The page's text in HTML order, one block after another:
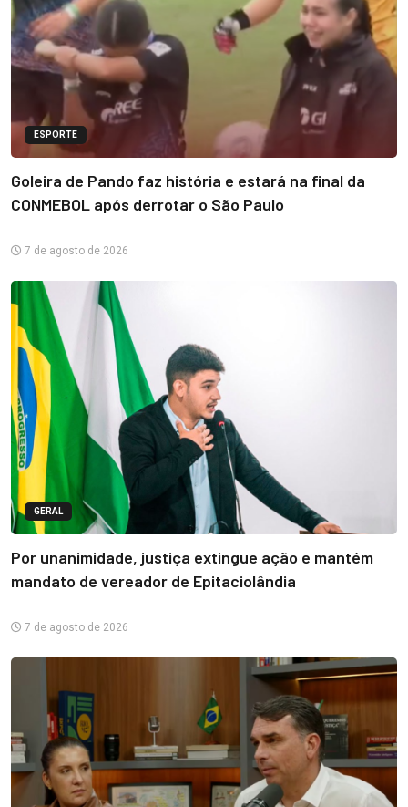
ESPORTE
Goleira de Pando faz história e estará na final da
CONMEBOL após derrotar o São Paulo
7 de agosto de 2026
GERAL
Por unanimidade, justiça extingue ação e mantém
mandato de vereador de Epitaciolândia
7 de agosto de 2026